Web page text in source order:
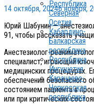
Республика
Северная
Осетия
Кабардино-
Балкарская
республика
Республика
Ингушетия
Карачаево-
Черкесская
республика
14 октября, 20246 ноября,
Юрий Шабунин —
91, чтобы рассказать
Анестезиолог-
специалист, играющий
медицинских процедурах.
обеспечении безопасного
состоянием пациента в
или при критических